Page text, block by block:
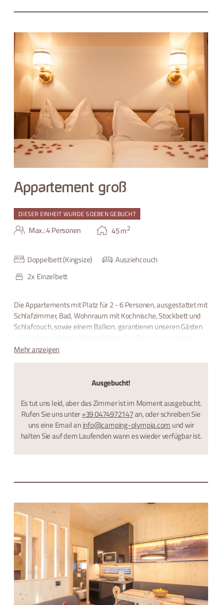
Appartement groß
DIESER EINHEIT WURDE SOEBEN GEBUCHT
Max.: 4 Personen 45m2
Doppelbett (Kingsize)
Ausziehcouch
2xEinzelbett
Die Appartements mit Platz für 2 - 6 Personen, ausgestattet mit
Schlafzimmer, Bad, Wohnraum mit Kochnische, Stockbett und
Schlafcouch, sowie einem Balkon, garantieren unseren Gästen
campingeigenem Schwimmbad und unserem Restaurant
runden Ihren Urlaub ab.
Mehr anzeigen
Ausgebucht!
Es tut uns leid, aber das Zimmer ist im Moment ausgebucht.
Rufen Sie uns unter+39 0474972147an, oder schreiben Sie
uns eine Email aninfo@camping-olympia.comund wir
halten Sie auf dem Laufenden wann es wieder verfügbar ist.